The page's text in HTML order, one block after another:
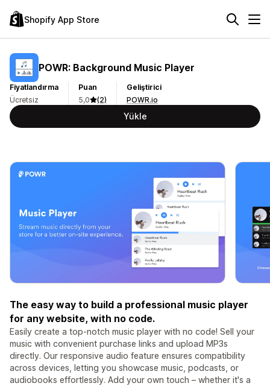
Shopify App Store
POWR: Background Music Player
Fiyatlandırma
Ücretsiz
Puan
5,0
(2)
Geliştirici
POWR.io
Yükle
The easy way to build a professional music player
for any website, with no code.
Easily create a top-notch music player with no code! Sell your
music with convenient purchase links and upload MP3s
directly. Our responsive audio feature ensures compatibility
across devices, letting you showcase music, podcasts, or
audiobooks effortlessly. Add your own touch – whether it's a